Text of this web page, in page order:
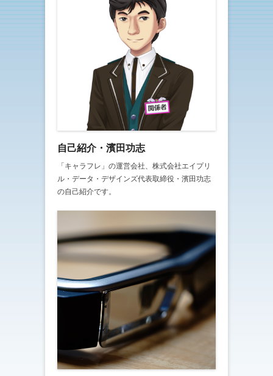
自己紹介・濱田功志
「キャラフレ」の運営会社、株式会社エイプリ
ル・データ・デザインズ代表取締役・濱田功志
の自己紹介です。